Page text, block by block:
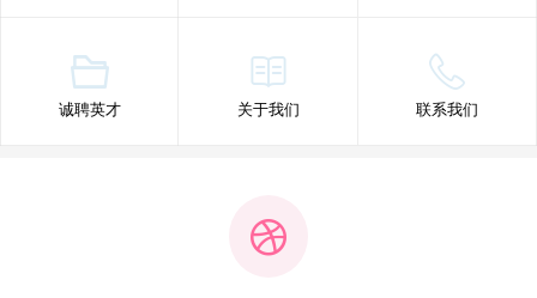
诚聘英才 关于我们 联系我们